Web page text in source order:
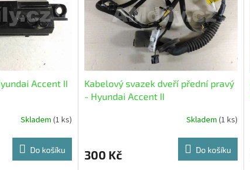
Accent II
Skladem (1 ks)
Do košíku
Kabelový svazek dveří přední pravý
- Hyundai Accent II
Skladem (1 ks)
300 Kč Do košíku